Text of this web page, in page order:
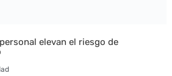
elevan el riesgo de